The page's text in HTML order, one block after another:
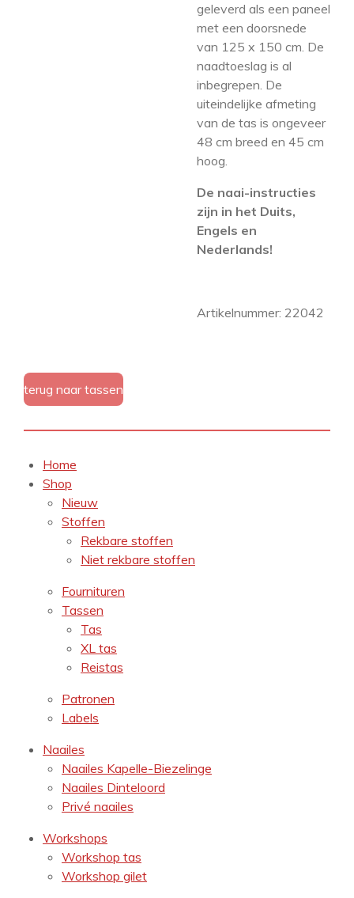
geleverd als een paneel
met een doorsnede
van 125 x 150 cm. De
naadtoeslag is al
inbegrepen. De
uiteindelijke afmeting
van de tas is ongeveer
48 cm breed en 45 cm
hoog.
De naai-instructies
zijn in het Duits,
Engels en
Nederlands!
Artikelnummer: 22042
terug naar tassen
Home
Shop
Nieuw
Stoffen
Rekbare stoffen
Niet rekbare stoffen
Fournituren
Tassen
Tas
XL tas
Reistas
Patronen
Labels
Naailes
Naailes Kapelle-Biezelinge
Naailes Dinteloord
Privé naailes
Workshops
Workshop tas
Workshop gilet